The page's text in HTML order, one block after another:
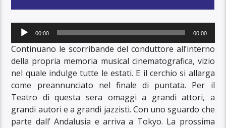
Audio
Player
00:00 00:00
Continuano le scorribande del conduttore all’interno
della propria memoria musical cinematografica, vizio
nel quale indulge tutte le estati. E il cerchio si allarga
come preannunciato nel finale di puntata. Per il
Teatro di questa sera omaggi a grandi attori, a
grandi autori e a grandi jazzisti. Con uno sguardo che
parte dall’ Andalusia e arriva a Tokyo. La prossima